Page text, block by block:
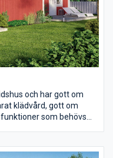
och har gott om
klädvård, gott om
som behövs